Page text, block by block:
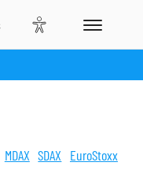
MDAX SDAX EuroStoxx